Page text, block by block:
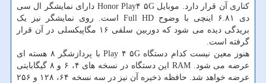
کناری آن قرار دارد. موبایل Honor Play۴ ۵G دارای نمایشگر ال سی
دی ۶.۸۱ اینچی با وضوح Full HD است. روی نمایشگر نیز یک
بریدگی دیده می شود که دوربین سلفی ۱۶ مگاپیکسلی در آن قرار
گرفته است.
هنوز معین نیست کدام دستگاه Play ۴ ۵G با پردازشگر ۸ هسته ای
عرضه می شود. RAM این دستگاه در نسخه های ۴، ۶ و ۸ گیگابایتی
عرضه خواهد شد. حافظه ذخیره آن نیز در سه نسخه ۶۴، ۱۲۸ و ۲۵۶